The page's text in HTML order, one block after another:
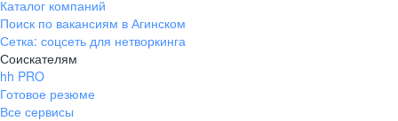
Каталог компаний
Поиск по вакансиям в Агинском
Сетка: соцсеть для нетворкинга
Соискателям
hh PRO
Готовое резюме
Все сервисы